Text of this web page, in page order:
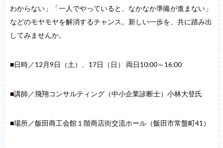
わからない」「一人でやっていると、なかなか準備が進まない」
などのモヤモヤを解消するチャンス。新しい一歩を、共に踏み出
してみませんか。
■日時／12月9日（土）、17日（日） 両日10:00～16:00
■講師／飛翔コンサルティング（中小企業診断士）小林大登氏
■場所／飯田商工会館１階商店街交流ホール（飯田市常盤町41）